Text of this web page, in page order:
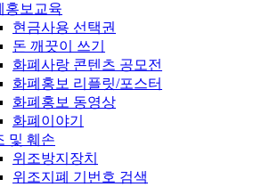
홍보교육
현금사용 선택권
돈 깨끗이 쓰기
화폐사랑 콘텐츠 공모전
화폐홍보 리플릿/포스터
화폐홍보 동영상
화폐이야기
및 훼손
위조방지장치
위조지폐 기번호 검색